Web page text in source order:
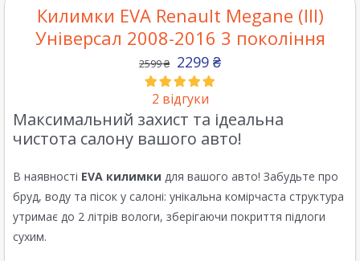
Килимки EVA Renault Megane (III)
Універсал 2008-2016 3 покоління
2599₴ 2299 ₴
2 відгуки
Максимальний захист та ідеальна
чистота салону вашого авто!
В наявності EVA килимки для вашого авто! Забудьте про
бруд, воду та пісок у салоні: унікальна комірчаста структура
утримає до 2 літрів вологи, зберігаючи покриття підлоги
сухим.